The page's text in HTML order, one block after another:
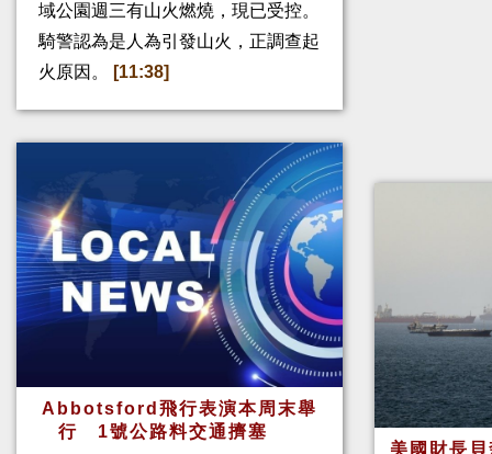
域公園週三有山火燃燒，現已受控。
騎警認為是人為引發山火，正調查起
火原因。
[11:38]
Abbotsford飛行表演本周末舉
行 1號公路料交通擠塞
美國財長